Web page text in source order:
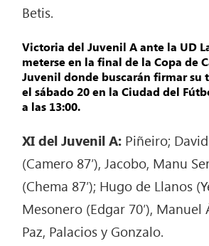
Betis.
Victoria del Juvenil A ante la UD
meterse en la final de la Copa de
Juvenil donde buscarán firmar su
el sábado 20 en la Ciudad del
a las 13:00.
XI del Juvenil A: Piñeiro;
(Camero 87′), Jacobo, Manu
(Chema 87′); Hugo de Llanos
Mesonero (Edgar 70′), Manuel
Paz, Palacios y Gonzalo.